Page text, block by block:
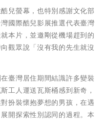
兒螢幕，也特別感謝文化部
國際酷兒影展推選代表臺灣
本片，並邀剛從機場趕到的
觀眾說「沒有我的先生就沒
臺灣居住期間結識許多變裝
工人運送瓦斯桶感到新奇，
扮裝懷抱夢想的男孩，在遇
開探索性別認同的過程。本